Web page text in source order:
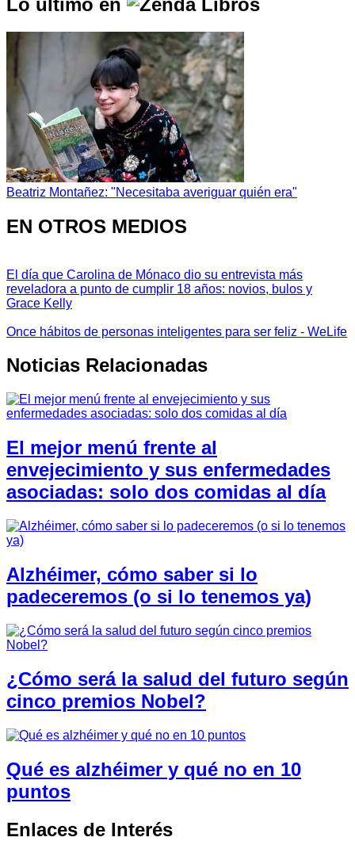
Beatriz Montañez: "Necesitaba averiguar quién era"
EN OTROS MEDIOS
El día que Carolina de Mónaco dio su entrevista más
reveladora a punto de cumplir 18 años: novios, bulos y
Grace Kelly
Once hábitos de personas inteligentes para ser feliz - WeLife
Noticias Relacionadas
El mejor menú frente al
envejecimiento y sus enfermedades
asociadas: solo dos comidas al día
Alzhéimer, cómo saber si lo
padeceremos (o si lo tenemos ya)
¿Cómo será la salud del futuro según
cinco premios Nobel?
Qué es alzhéimer y qué no en 10
puntos
Enlaces de Interés